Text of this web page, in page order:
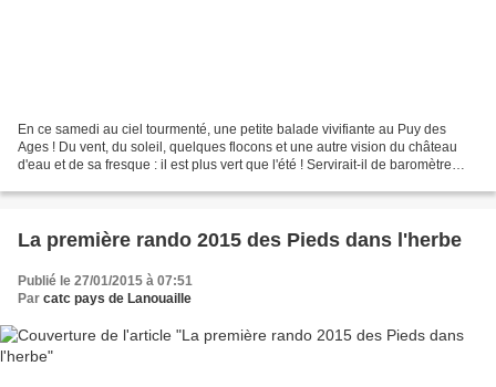
En ce samedi au ciel tourmenté, une petite balade vivifiante au Puy des
Ages ! Du vent, du soleil, quelques flocons et une autre vision du château
d'eau et de sa fresque : il est plus vert que l'été ! Servirait-il de baromètre
La première rando 2015 des Pieds dans l'herbe
Publié le 27/01/2015 à 07:51
Par catc pays de Lanouaille